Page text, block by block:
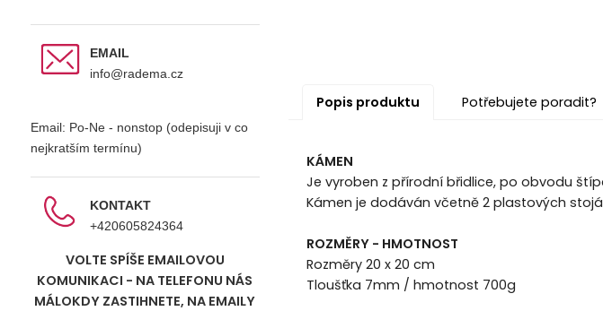
EMAIL
info@radema.cz
Email: Po-Ne - nonstop (odepisuji v co
nejkratším termínu)
KONTAKT
+420605824364
VOLTE SPÍŠE EMAILOVOU
KOMUNIKACI - NA TELEFONU NÁS
MÁLOKDY ZASTIHNETE, NA EMAILY
Popis produktu Potřebujete poradit?
KÁMEN
Je vyroben z přírodní břidlice, po obvodu
Kámen je dodáván včetně 2 plastových
ROZMĚRY - HMOTNOST
Rozměry 20 x 20 cm
Tloušťka 7mm / hmotnost 700g